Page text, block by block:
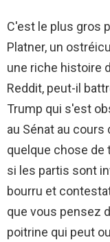
C'est le plus gros
Platner, un
une riche histoire
Reddit, peut-il
Trump qui s'est
au Sénat au cours
quelque chose de
si les partis sont
bourru et
que vous pensez
poitrine qui peut